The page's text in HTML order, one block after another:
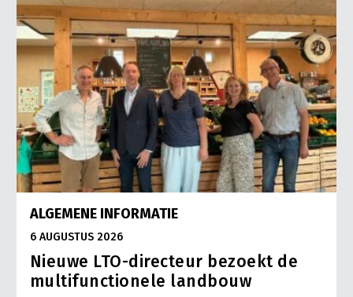
ALGEMENE INFORMATIE
6 AUGUSTUS 2026
Nieuwe LTO-directeur bezoekt de
multifunctionele landbouw